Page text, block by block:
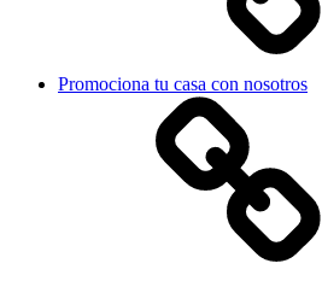
Promociona tu casa con nosotros